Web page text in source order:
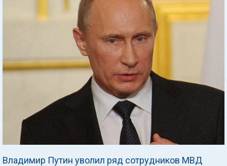
Владимир Путин уволил ряд сотрудников МВД